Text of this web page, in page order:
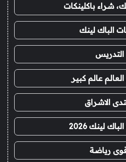
شراء باكلينكات
الباك لينك
التدريس
عالم كبير
الاشراق
لينك 2026
رياضة